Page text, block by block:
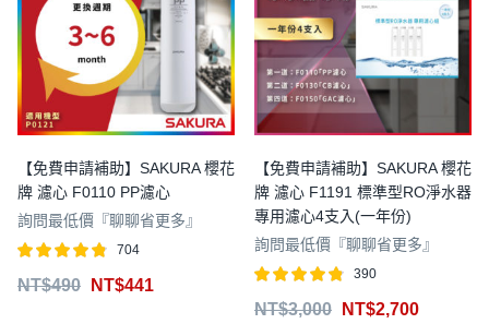
王 )
【免費申請補助】SAKURA 櫻花
牌 濾心 F0110 PP濾心
詢問最低價『聊聊省更多』
4.75
704
NT$490 NT$441
【免費申請補助】SAKURA 櫻花
牌 濾心 F1191 標準型RO淨水器
專用濾心4支入(一年份)
詢問最低價『聊聊省更多』
4.78
390
NT$3,000 NT$2,700